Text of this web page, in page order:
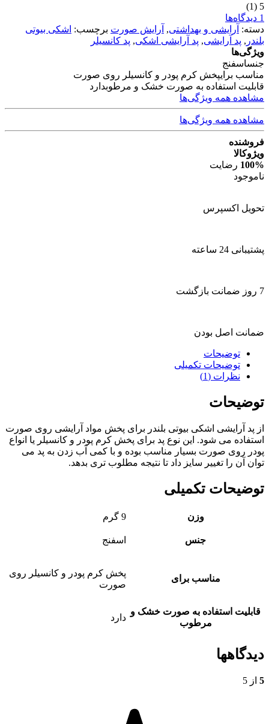
5
(1)
1 دیدگاه‌ها
دسته: آرایشی و بهداشتی, آرایش صورت برچسب: اشکی بیوتی
بلندر , پد آرایشی, پد آرایشی اشکی, پد کانسیلر
ویژگی‌ها
جنساسفنج
مناسب برایپخش کرم پودر و کانسیلر روی صورت
قابلیت استفاده به صورت خشک و مرطوبدارد
مشاهده همه ویژگی‌ها
مشاهده همه ویژگی‌ها
فروشنده
ویژوکالا
100% رضایت
ناموجود
تحویل اکسپرس
پشتیبانی 24 ساعته
7 روز ضمانت بازگشت
ضمانت اصل بودن
توضیحات
توضیحات تکمیلی
نظرات (1)
توضیحات
از پد آرایشی اشکی بیوتی بلندر برای پخش مواد آرایشی روی صورت
استفاده می شود. این نوع پد برای پخش کرم پودر و کانسیلر یا انواع
پودر روی صورت بسیار مناسب بوده و با کمی آب زدن به پد می
توان آن را تغییر سایز داد تا نتیجه مطلوب تری بدهد.
توضیحات تکمیلی
وزن 9 گرم
جنس اسفنج
مناسب برای
پخش کرم پودر و کانسیلر روی
صورت
قابلیت استفاده به صورت خشک و
مرطوب
دارد
دیدگاهها
5 از 5